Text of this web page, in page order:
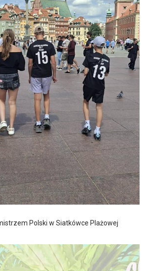
Polski w Siatkówce Plażowej